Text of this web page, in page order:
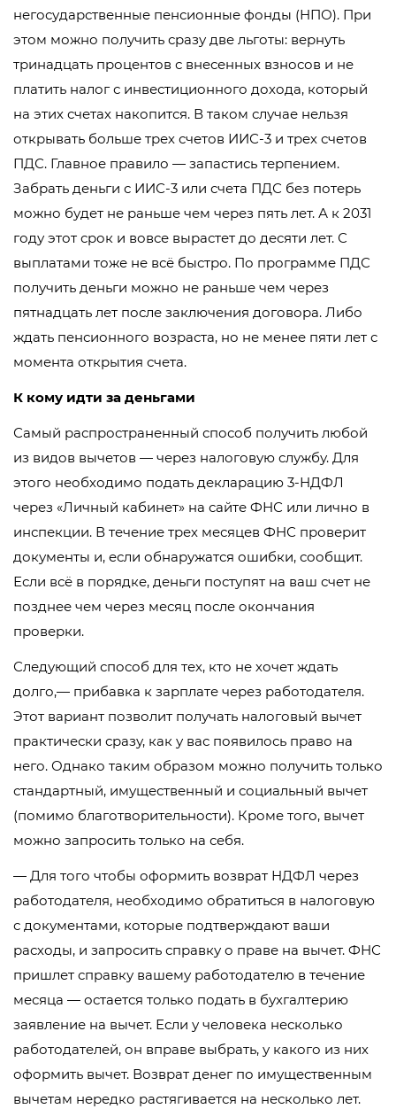
негосударственные пенсионные фонды (НПО). При
этом можно получить сразу две льготы: вернуть
тринадцать процентов с внесенных взносов и не
платить налог с инвестиционного дохода, который
на этих счетах накопится. В таком случае нельзя
открывать больше трех счетов ИИС-3 и трех счетов
ПДС. Главное правило — запастись терпением.
Забрать деньги с ИИС-3 или счета ПДС без потерь
можно будет не раньше чем через пять лет. А к 2031
году этот срок и вовсе вырастет до десяти лет. С
выплатами тоже не всё быстро. По программе ПДС
получить деньги можно не раньше чем через
пятнадцать лет после заключения договора. Либо
ждать пенсионного возраста, но не менее пяти лет с
момента открытия счета.
К кому идти за деньгами
Самый распространенный способ получить любой
из видов вычетов — через налоговую службу. Для
этого необходимо подать декларацию 3-НДФЛ
через «Личный кабинет» на сайте ФНС или лично в
инспекции. В течение трех месяцев ФНС проверит
документы и, если обнаружатся ошибки, сообщит.
Если всё в порядке, деньги поступят на ваш счет не
позднее чем через месяц после окончания
проверки.
Следующий способ для тех, кто не хочет ждать
долго,— прибавка к зарплате через работодателя.
Этот вариант позволит получать налоговый вычет
практически сразу, как у вас появилось право на
него. Однако таким образом можно получить только
стандартный, имущественный и социальный вычет
(помимо благотворительности). Кроме того, вычет
можно запросить только на себя.
— Для того чтобы оформить возврат НДФЛ через
работодателя, необходимо обратиться в налоговую
с документами, которые подтверждают ваши
расходы, и запросить справку о праве на вычет. ФНС
пришлет справку вашему работодателю в течение
месяца — остается только подать в бухгалтерию
заявление на вычет. Если у человека несколько
работодателей, он вправе выбрать, у какого из них
оформить вычет. Возврат денег по имущественным
вычетам нередко растягивается на несколько лет.